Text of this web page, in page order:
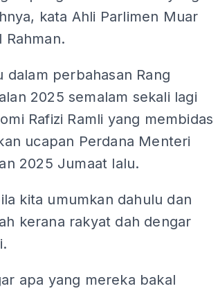
kata Ahli Parlimen Muar
Rahman.
dalam perbahasan Rang
2025 semalam sekali lagi
Rafizi Ramli yang membidas
ucapan Perdana Menteri
2025 Jumaat lalu.
kita umumkan dahulu dan
kerana rakyat dah dengar
apa yang mereka bakal